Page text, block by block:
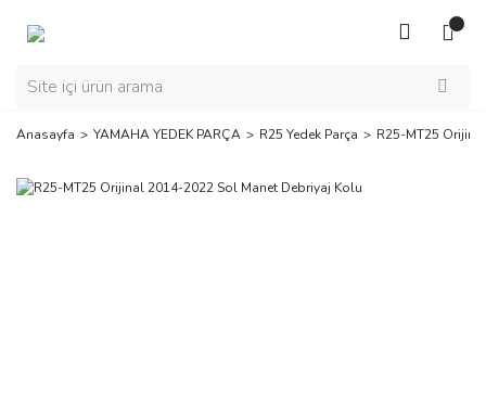
Anasayfa YAMAHA YEDEK PARÇA R25 Yedek Parça R25-MT25